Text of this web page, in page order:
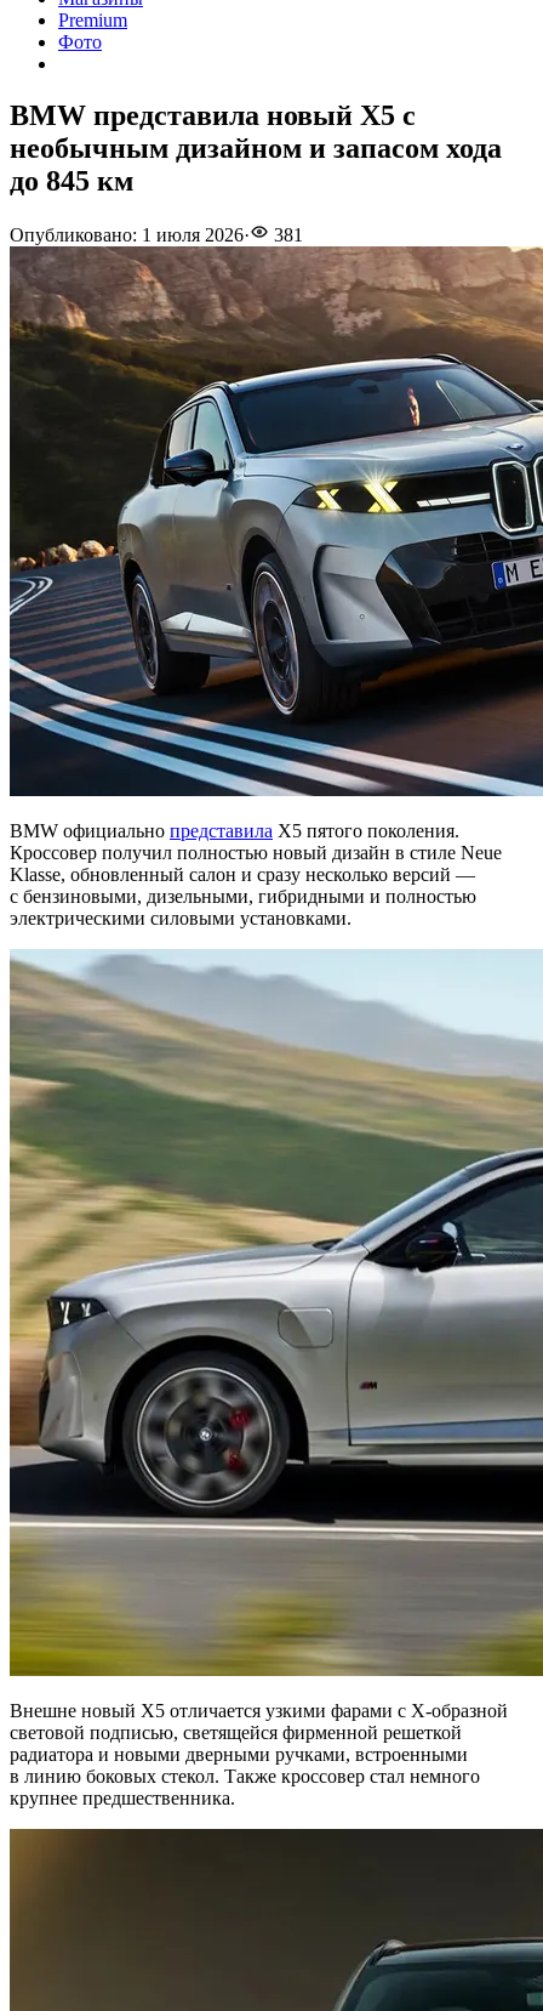
Premium
Фото
BMW представила новый X5 с
необычным дизайном и запасом хода
до 845 км
Опубликовано: 1 июля 2026· 381
BMW официально представила X5 пятого поколения.
Кроссовер получил полностью новый дизайн в стиле Neue
Klasse, обновленный салон и сразу несколько версий —
с бензиновыми, дизельными, гибридными и полностью
электрическими силовыми установками.
Внешне новый X5 отличается узкими фарами с Х-образной
световой подписью, светящейся фирменной решеткой
радиатора и новыми дверными ручками, встроенными
в линию боковых стекол. Также кроссовер стал немного
крупнее предшественника.